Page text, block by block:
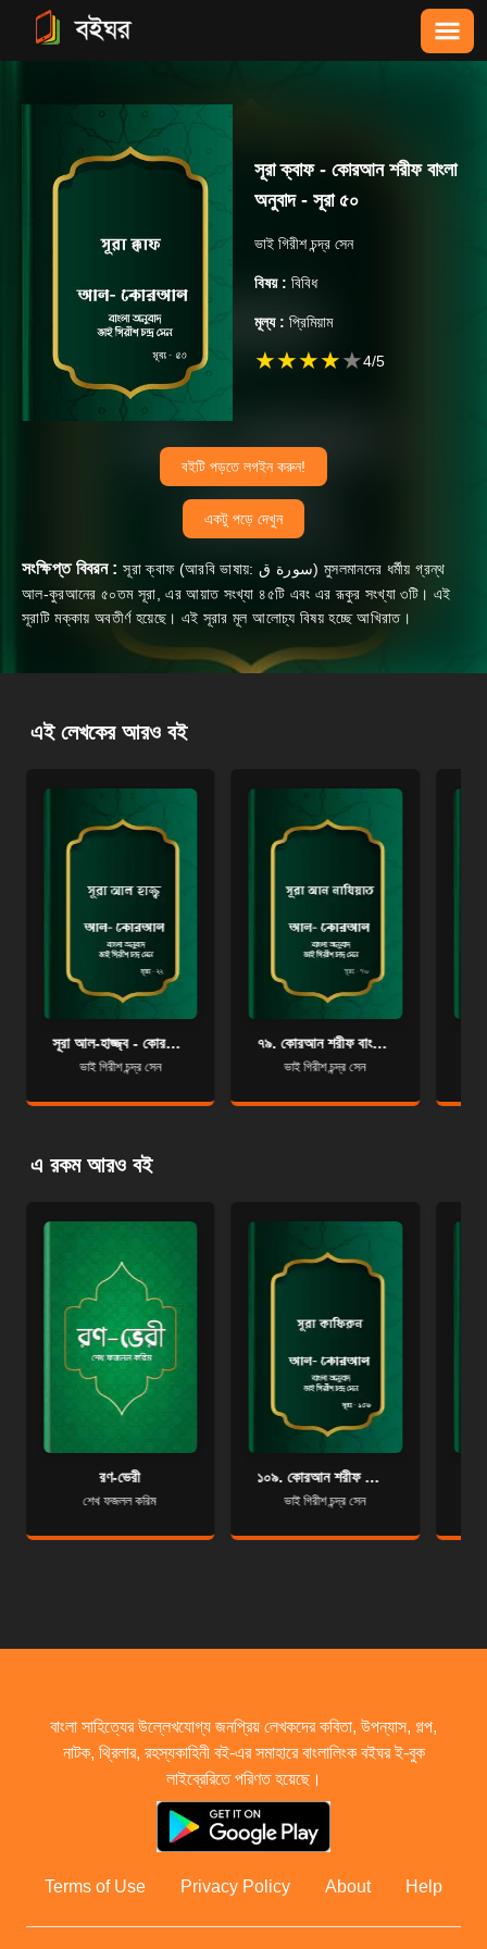
সূরা ক্বাফ - কোরআন শরীফ বাংলা
অনুবাদ - সূরা ৫০
ভাই গিরীশ চন্দ্র সেন
বিষয় : বিবিধ
মূল্য : প্রিমিয়াম
★★★★★4/5
বইটি পড়তে লগইন করুন!
একটু পড়ে দেখুন
সংক্ষিপ্ত বিবরন : সূরা ক্বাফ (আরবি ভাষায়: سورة ق‎) মুসলমানদের ধর্মীয় গ্রন্থ
আল-কুরআনের ৫০তম সূরা, এর আয়াত সংখ্যা ৪৫টি এবং এর রূকুর সংখ্যা ৩টি। এই
সূরাটি মক্কায় অবতীর্ণ হয়েছে। এই সূরার মূল আলোচ্য বিষয় হচ্ছে আখিরাত।
এই লেখকের আরও বই
সূরা আল-হাজ্জ্ব - কোরআন শরীফ বাংলা অনুবাদ - সূরা ২২
ভাই গিরীশ চন্দ্র সেন
৭৯. কোরআন শরীফ বাংলা অনুবাদ - সূরা আন-নাযিয়াত
ভাই গিরীশ চন্দ্র সেন
এ রকম আরও বই
রণ-ভেরী
শেখ ফজলল করিম
১০৯. কোরআন শরীফ বাংলা অনুবাদ - সূরা কাফিরুন
ভাই গিরীশ চন্দ্র সেন
বাংলা সাহিত্যের উল্লেখযোগ্য জনপ্রিয় লেখকদের কবিতা, উপন্যাস, গল্প,
নাটক, থ্রিলার, রহস্যকাহিনী বই-এর সমাহারে বাংলালিংক বইঘর ই-বুক
লাইব্রেরিতে পরিণত হয়েছে।
Terms of Use Privacy Policy About Help